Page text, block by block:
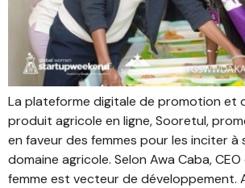
La plateforme digitale de promotion et
produit agricole en ligne, Sooretul,
en faveur des femmes pour les inciter à
domaine agricole. Selon Awa Caba,
femme est vecteur de développement.